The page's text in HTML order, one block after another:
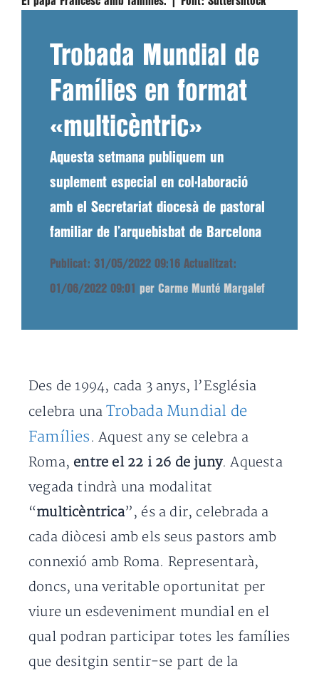
Trobada Mundial de
Famílies en format
«multicèntric»
Aquesta setmana publiquem un
suplement especial en col·laboració
amb el Secretariat diocesà de pastoral
familiar de l’arquebisbat de Barcelona
Publicat: 31/05/2022 09:16 Actualitzat:
01/06/2022 09:01 per Carme Munté Margalef
Des de 1994, cada 3 anys, l’Església
celebra unaTrobada Mundial de
Famílies. Aquest any se celebra a
Roma, entre el 22 i 26 de juny. Aquesta
vegada tindrà una modalitat
“multicèntrica”, és a dir, celebrada a
cada diòcesi amb els seus pastors amb
connexió amb Roma. Representarà,
doncs, una veritable oportunitat per
viure un esdeveniment mundial en el
qual podran participar totes les famílies
que desitgin sentir-se part de la